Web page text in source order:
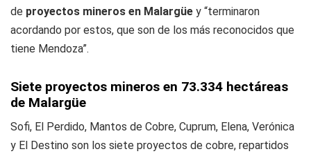
de proyectos mineros en Malargüe y “terminaron
acordando por estos, que son de los más reconocidos que
tiene Mendoza”.
Siete proyectos mineros en 73.334 hectáreas
de Malargüe
Sofi, El Perdido, Mantos de Cobre, Cuprum, Elena, Verónica
y El Destino son los siete proyectos de cobre, repartidos